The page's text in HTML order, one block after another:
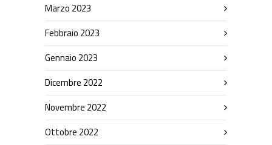
Marzo 2023
Febbraio 2023
Gennaio 2023
Dicembre 2022
Novembre 2022
Ottobre 2022